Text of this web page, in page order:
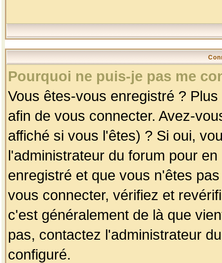
Pourquoi ne puis-je pas me
Vous êtes-vous enregistré ?
afin de vous connecter. Avez-
affiché si vous l'êtes) ? Si oui,
l'administrateur du forum pour
enregistré et que vous n'êtes
vous connecter, vérifiez et
c'est généralement de là que
pas, contactez l'administrateur
configuré.